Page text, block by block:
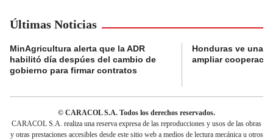
Últimas Noticias
MinAgricultura alerta que la ADR
habilitó día despúes del cambio de
gobierno para firmar contratos
Honduras ve una
ampliar
© CARACOL S.A. Todos los derechos reservados.
CARACOL S.A. realiza una reserva expresa de las reproducciones y usos de las obras
y otras prestaciones accesibles desde este sitio web a medios de lectura mecánica u otros